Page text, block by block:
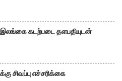
இலங்கை கடற்படை தளபதியுடன்
சிவப்பு எச்சரிக்கை